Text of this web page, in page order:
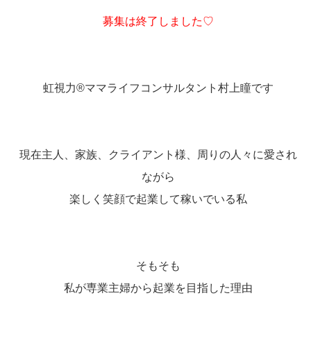
募集は終了しました♡
虹視力®️ママライフコンサルタント村上瞳です
現在主人、家族、クライアント様、周りの人々に愛され
ながら
楽しく笑顔で起業して稼いでいる私
そもそも
私が専業主婦から起業を目指した理由